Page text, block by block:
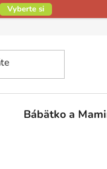
Vyberte si
Bábätko a